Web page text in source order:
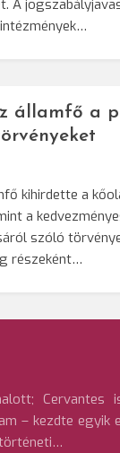
A
államfő a
kihirdette a
a
szóló
részeként…
– kezdte egyik